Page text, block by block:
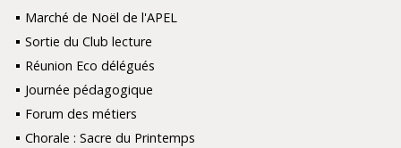
Marché de Noël de l'APEL
Sortie du Club lecture
Réunion Eco délégués
Journée pédagogique
Forum des métiers
Chorale : Sacre du Printemps